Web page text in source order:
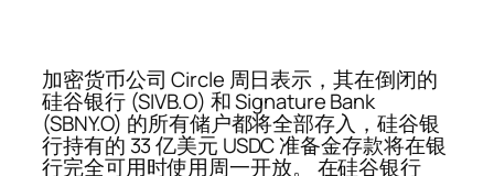
加密货币公司 Circle 周日表示，其在倒闭的
硅谷银行 (SIVB.O) 和 Signature Bank
(SBNY.O) 的所有储户都将全部存入，硅谷银
行持有的 33 亿美元 USDC 准备金存款将在银
行完全可用时使用周一开放。 在硅谷银行